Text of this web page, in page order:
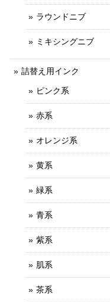
ラウンドニブ
ミキシングニブ
詰替え用インク
ピンク系
赤系
オレンジ系
黄系
緑系
青系
紫系
肌系
茶系